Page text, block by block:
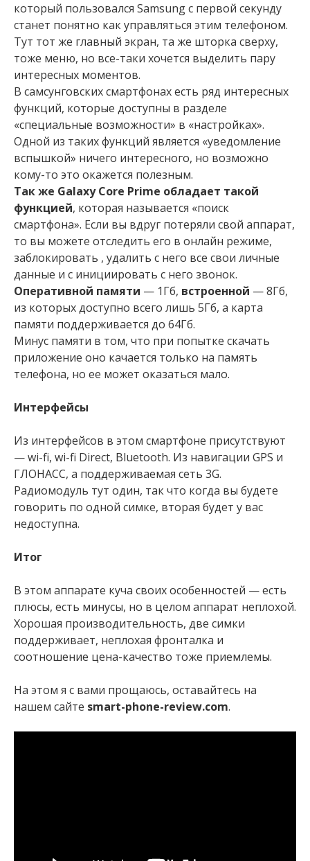
который пользовался Samsung с первой секунду
станет понятно как управляться этим телефоном.
Тут тот же главный экран, та же шторка сверху,
тоже меню, но все-таки хочется выделить пару
интересных моментов.
В самсунговских смартфонах есть ряд интересных
функций, которые доступны в разделе
«специальные возможности» в «настройках».
Одной из таких функций является «уведомление
вспышкой» ничего интересного, но возможно
кому-то это окажется полезным.
Так же Galaxy Core Prime обладает такой
функцией, которая называется «поиск
смартфона». Если вы вдруг потеряли свой аппарат,
то вы можете отследить его в онлайн режиме,
заблокировать , удалить с него все свои личные
данные и с инициировать с него звонок.
Оперативной памяти — 1Гб, встроенной — 8Гб,
из которых доступно всего лишь 5Гб, а карта
памяти поддерживается до 64Гб.
Минус памяти в том, что при попытке скачать
приложение оно качается только на память
телефона, но ее может оказаться мало.
Интерфейсы
Из интерфейсов в этом смартфоне присутствуют
— wi-fi, wi-fi Direct, Bluetooth. Из навигации GPS и
ГЛОНАСС, а поддерживаемая сеть 3G.
Радиомодуль тут один, так что когда вы будете
говорить по одной симке, вторая будет у вас
недоступна.
Итог
В этом аппарате куча своих особенностей — есть
плюсы, есть минусы, но в целом аппарат неплохой.
Хорошая производительность, две симки
поддерживает, неплохая фронталка и
соотношение цена-качество тоже приемлемы.
На этом я с вами прощаюсь, оставайтесь на
нашем сайте smart-phone-review.com.